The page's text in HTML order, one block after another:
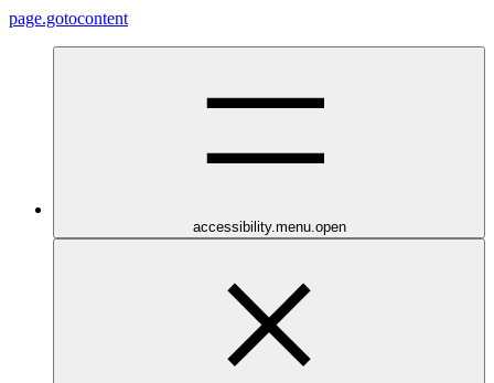
page.gotocontent
accessibility.menu.open